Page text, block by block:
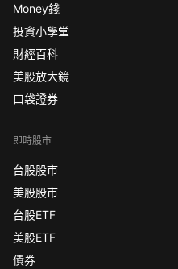
Money錢
投資小學堂
財經百科
美股放大鏡
口袋證券
即時股市
台股股市
美股股市
台股ETF
美股ETF
債券